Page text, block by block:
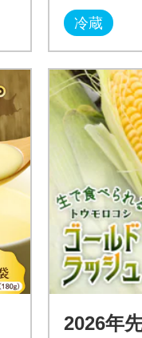
冷蔵
2026年